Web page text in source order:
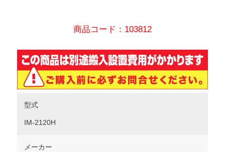
商品コード：103812
型式
IM-2120H
メーカー